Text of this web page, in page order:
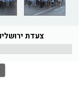
צעדת